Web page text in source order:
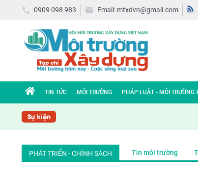
0909 098 983 Email: mtxdvn@gmail.com
TIN TỨC MÔI TRƯỜNG PHÁP LUẬT - MÔI TRƯỜNG
Sự kiện
PHÁT TRIỂN - CHÍNH SÁCH Tin môi trường